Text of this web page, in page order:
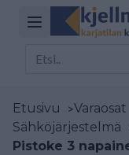
Etusivu >Varaosat
Sähköjärjestelmä
Pistoke 3